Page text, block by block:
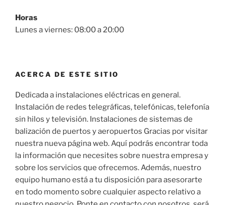
Horas
Lunes a viernes: 08:00 a 20:00
ACERCA DE ESTE SITIO
Dedicada a instalaciones eléctricas en general.
Instalación de redes telegráficas, telefónicas, telefonía
sin hilos y televisión. Instalaciones de sistemas de
balización de puertos y aeropuertos Gracias por visitar
nuestra nueva página web. Aquí podrás encontrar toda
la información que necesites sobre nuestra empresa y
sobre los servicios que ofrecemos. Además, nuestro
equipo humano está a tu disposición para asesorarte
en todo momento sobre cualquier aspecto relativo a